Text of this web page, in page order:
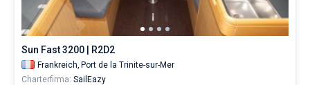
Sun Fast 3200 | R2D2
Frankreich, Port de la Trinite-sur-Mer
Charterfirma: SailEazy